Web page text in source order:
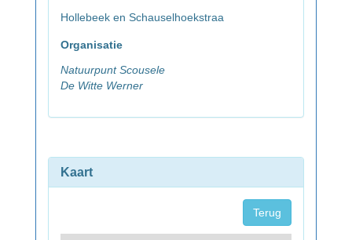
Hollebeek en Schauselhoekstraa
Organisatie
Natuurpunt Scousele
De Witte Werner
Kaart
Terug